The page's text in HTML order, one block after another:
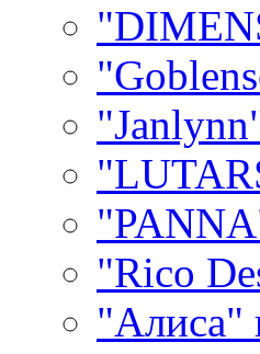
"Rico
"Алиса"